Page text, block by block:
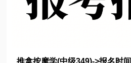
推拿按摩学(中级349)->报名时间